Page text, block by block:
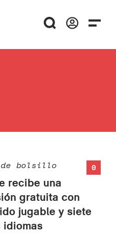
0
de bolsillo
recibe una
gratuita con
jugable y siete
idiomas